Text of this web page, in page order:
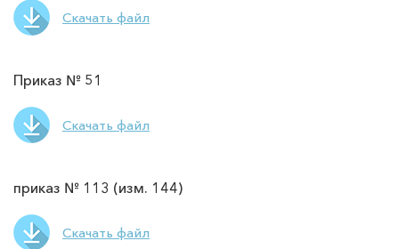
Скачать файл
Приказ № 51
Скачать файл
приказ № 113 (изм. 144)
Скачать файл